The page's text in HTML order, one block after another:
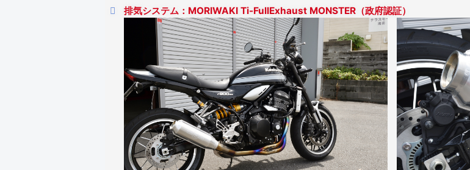
排気システム：MORIWAKI Ti-FullExhaust MONSTER（政府認証）